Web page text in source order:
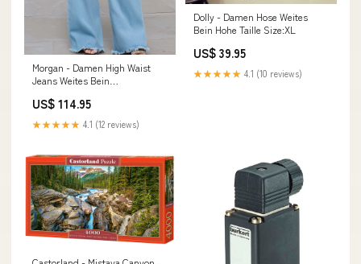
Morgan - Damen High Waist
Jeans Weites Bein
W438
US$ 114.95
★★★★★ 4.1 (12 reviews)
Dolly - Damen Hose Weites
Bein Hohe Taille Size:XL
US$ 39.95
★★★★★ 4.1 (10 reviews)